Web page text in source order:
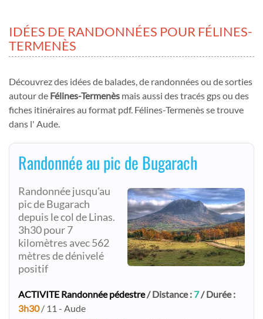
IDÉES DE RANDONNÉES POUR FÉLINES-
TERMENÈS
Découvrez des idées de balades, de randonnées ou de sorties
autour de Félines-Termenès mais aussi des tracés gps ou des
fiches itinéraires au format pdf. Félines-Termenès se trouve
dans l' Aude.
Randonnée au pic de Bugarach
Randonnée jusqu'au
pic de Bugarach
depuis le col de Linas.
3h30 pour 7
kilomètres avec 562
mètres de dénivelé
positif
ACTIVITE Randonnée pédestre/ Distance : 7/ Durée :
3h30/ 11 - Aude